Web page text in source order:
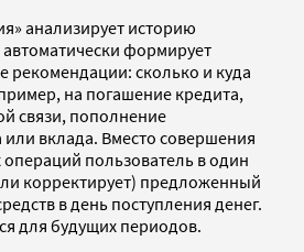
анализирует историю
формирует
рекомендации: сколько и куда
на погашение кредита,
связи, пополнение
или вклада. Вместо совершения
пользователь в один
корректирует) предложенный
в день поступления денег.
для будущих периодов.